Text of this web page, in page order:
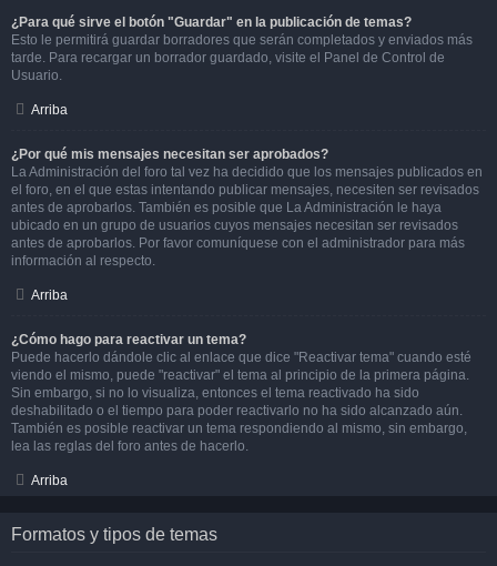
¿Para qué sirve el botón "Guardar" en la publicación de temas?
Esto le permitirá guardar borradores que serán completados y enviados más
tarde. Para recargar un borrador guardado, visite el Panel de Control de
Usuario.
Arriba
¿Por qué mis mensajes necesitan ser aprobados?
La Administración del foro tal vez ha decidido que los mensajes publicados en
el foro, en el que estas intentando publicar mensajes, necesiten ser revisados
antes de aprobarlos. También es posible que La Administración le haya
ubicado en un grupo de usuarios cuyos mensajes necesitan ser revisados
antes de aprobarlos. Por favor comuníquese con el administrador para más
información al respecto.
Arriba
¿Cómo hago para reactivar un tema?
Puede hacerlo dándole clic al enlace que dice "Reactivar tema" cuando esté
viendo el mismo, puede "reactivar" el tema al principio de la primera página.
Sin embargo, si no lo visualiza, entonces el tema reactivado ha sido
deshabilitado o el tiempo para poder reactivarlo no ha sido alcanzado aún.
También es posible reactivar un tema respondiendo al mismo, sin embargo,
lea las reglas del foro antes de hacerlo.
Arriba
Formatos y tipos de temas